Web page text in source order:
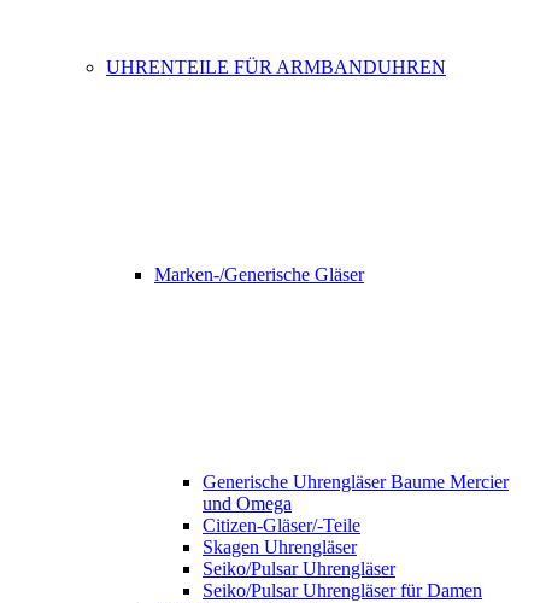
UHRENTEILE FÜR ARMBANDUHREN
Marken-/Generische Gläser
Generische Uhrengläser Baume Mercier
und Omega
Citizen-Gläser/-Teile
Skagen Uhrengläser
Seiko/Pulsar Uhrengläser
Seiko/Pulsar Uhrengläser für Damen